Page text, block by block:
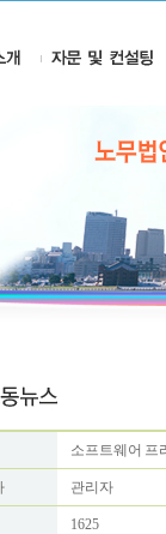
소프트웨어 프
관리자
1625